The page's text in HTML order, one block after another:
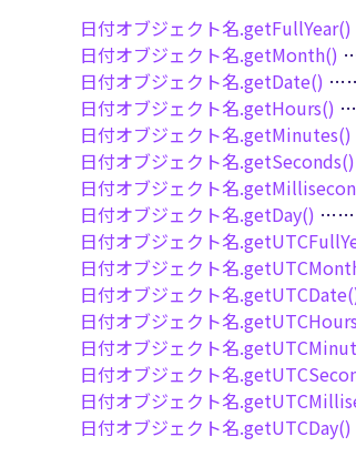
日付オブジェクト名.getFullYear()
日付オブジェクト名.getMonth()
日付オブジェクト名.getDate() ……
日付オブジェクト名.getHours()
日付オブジェクト名.getMinutes()
日付オブジェクト名.getSeconds()
日付オブジェクト名.
日付オブジェクト名.getDay() ……
日付オブジェクト名.
日付オブジェクト名.
日付オブジェクト名.
日付オブジェクト名.
日付オブジェクト名.
日付オブジェクト名.
日付オブジェクト名.
日付オブジェクト名.getUTCDay()